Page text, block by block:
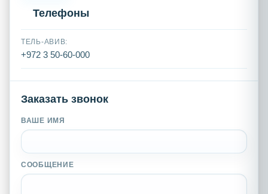
Телефоны
ТЕЛЬ-АВИВ:
+972 3 50-60-000
Заказать звонок
ВАШЕ ИМЯ
СООБЩЕНИЕ